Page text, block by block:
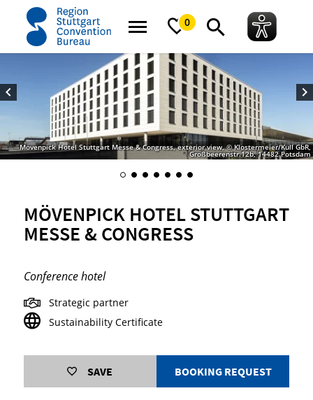
0
home Mövenpick Hotel Stuttgart Messe & Congress
Mövenpick Hotel Stuttgart Messe & Congress, exterior view, © Klostermeier/Kull GbR,
Großbeerenstr.12b, 14482 Potsdam
MÖVENPICK HOTEL STUTTGART
MESSE & CONGRESS
Conference hotel
Strategic partner
Sustainability Certificate
SAVE BOOKING REQUEST